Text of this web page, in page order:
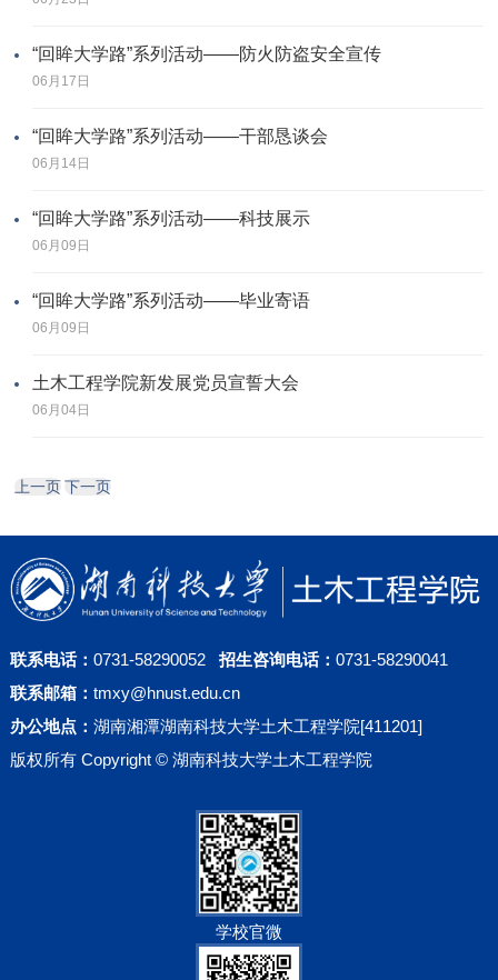
“回眸大学路”系列活动——防火防盗安全宣传
06月17日
“回眸大学路”系列活动——干部恳谈会
06月14日
“回眸大学路”系列活动——科技展示
06月09日
“回眸大学路”系列活动——毕业寄语
06月09日
土木工程学院新发展党员宣誓大会
06月04日
上一页 下一页
联系电话： 0731-58290052 招生咨询电话： 0731-58290041
联系邮箱： tmxy@hnust.edu.cn
办公地点： 湖南湘潭湖南科技大学土木工程学院[411201]
版权所有 Copyright © 湖南科技大学土木工程学院
学校官微